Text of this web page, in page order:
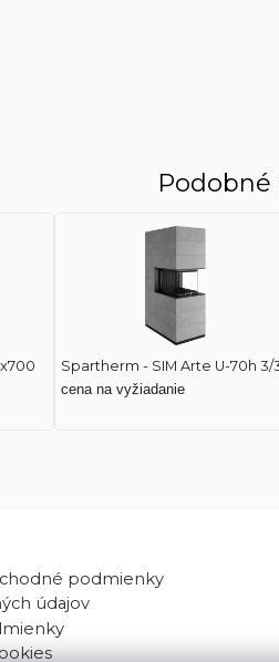
Spartherm - SIM Arte U-70h 3/
cena na vyžiadanie
podmienky
údajov